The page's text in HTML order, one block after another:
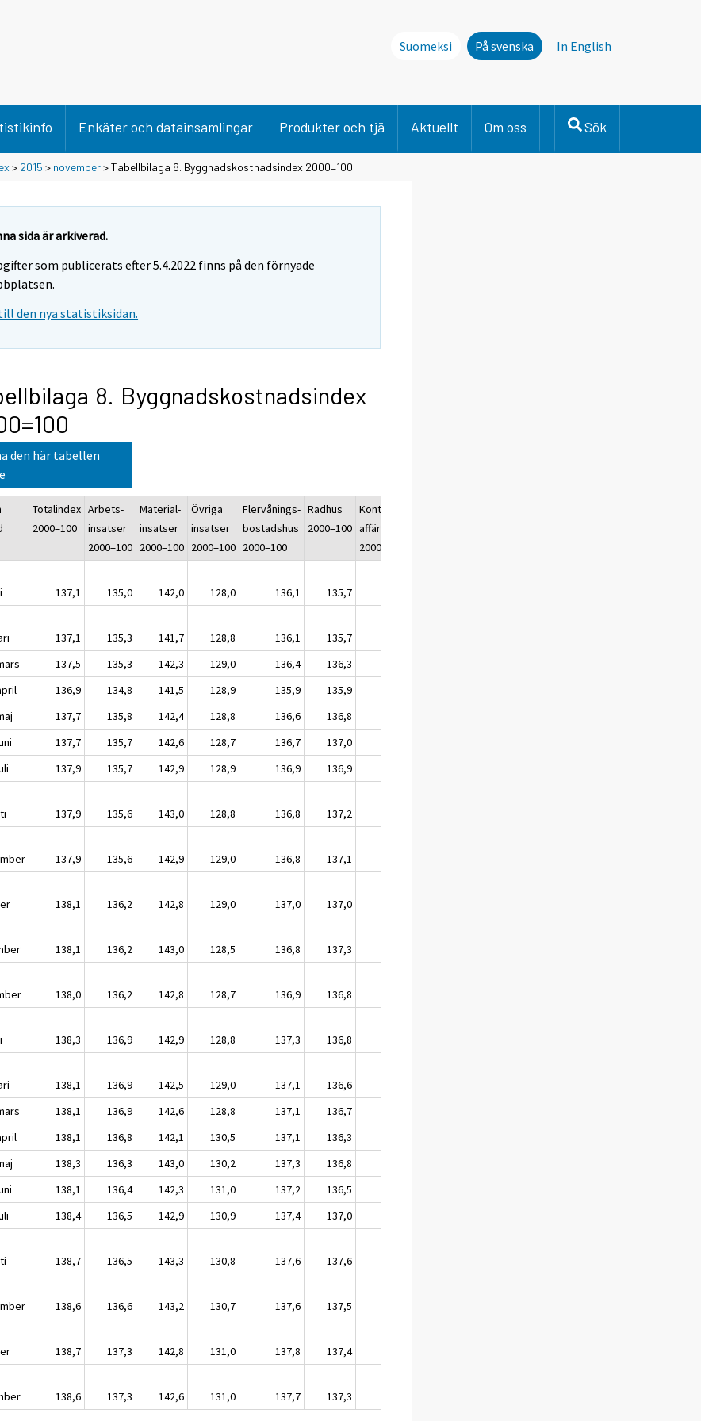
Suomeksi På svenska In English
Enkäter och datainsamlingar Produkter och tjä Aktuellt Om oss Sök
> 2015 > november> Tabellbilaga 8. Byggnadskostnadsindex 2000=100
sida är arkiverad.
som publicerats efter 5.4.2022 finns på den förnyade
den nya statistiksidan.
8. Byggnadskostnadsindex
den här tabellen
Totalindex
2000=100
Arbets-
insatser
2000=100
Material-
insatser
2000=100
Övriga
insatser
2000=100
Flervånings-
bostadshus
2000=100
Radhus
2000=100
Kontors- och
affärsbyggnad
2000=100
137,1 135,0 142,0 128,0 136,1 135,7
137,1 135,3 141,7 128,8 136,1 135,7
137,5 135,3 142,3 129,0 136,4 136,3
136,9 134,8 141,5 128,9 135,9 135,9
137,7 135,8 142,4 128,8 136,6 136,8
137,7 135,7 142,6 128,7 136,7 137,0
137,9 135,7 142,9 128,9 136,9 136,9
137,9 135,6 143,0 128,8 136,8 137,2
137,9 135,6 142,9 129,0 136,8 137,1
138,1 136,2 142,8 129,0 137,0 137,0
138,1 136,2 143,0 128,5 136,8 137,3
138,0 136,2 142,8 128,7 136,9 136,8
138,3 136,9 142,9 128,8 137,3 136,8
138,1 136,9 142,5 129,0 137,1 136,6
138,1 136,9 142,6 128,8 137,1 136,7
138,1 136,8 142,1 130,5 137,1 136,3
138,3 136,3 143,0 130,2 137,3 136,8
138,1 136,4 142,3 131,0 137,2 136,5
138,4 136,5 142,9 130,9 137,4 137,0
138,7 136,5 143,3 130,8 137,6 137,6
138,6 136,6 143,2 130,7 137,6 137,5
138,7 137,3 142,8 131,0 137,8 137,4
138,6 137,3 142,6 131,0 137,7 137,3